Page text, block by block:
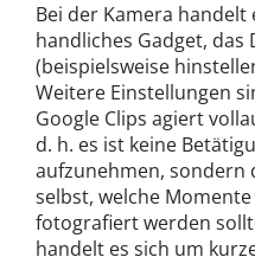
Bei der Kamera handelt
handliches Gadget,
(beispielsweise
Weitere Einstellungen
Google Clips agiert
d. h. es ist keine
aufzunehmen, sondern
selbst, welche
fotografiert werden
handelt es sich um